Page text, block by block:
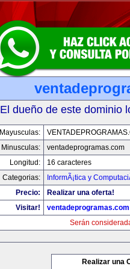
El dueño de este dominio
Mayusculas:
Minusculas:
ventadeprogramas.com
Longitud:
16 caracteres
Categorias:
InformÃ¡tica y
Precio:
Realizar una oferta!
Visitar!
ventadeprogramas.com
Serán
Realizar una